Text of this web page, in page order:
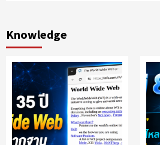
Knowledge